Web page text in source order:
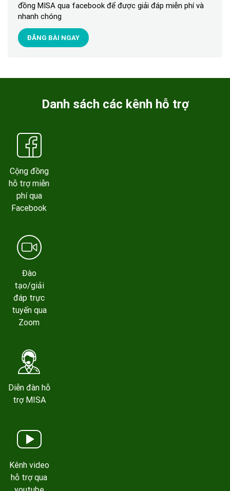
đồng MISA qua facebook để được giải đáp miễn phí và
nhanh chóng
ĐĂNG BÀI NGAY
Danh sách các kênh hỗ trợ
Cộng đồng
hỗ trợ miễn
phí qua
Facebook
Đào
tạo/giải
đáp trực
tuyến qua
Zoom
Diễn đàn hỗ
trợ MISA
Kênh video
hỗ trợ qua